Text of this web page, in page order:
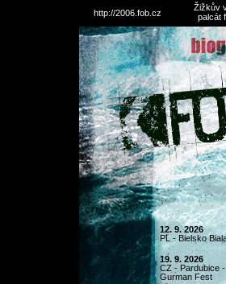
http://2006.fob.cz
Žižkův
palcát
12. 9. 2026
PL - Bielsko
19. 9. 2026
CZ - Pardubice
Gurman Fest